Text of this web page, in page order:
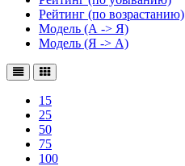
Рейтинг (по возрастанию)
Модель (А -> Я)
Модель (Я -> А)
15
25
50
75
100